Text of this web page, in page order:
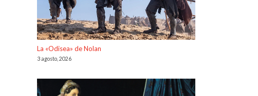
La «Odisea» de Nolan
3 agosto, 2026